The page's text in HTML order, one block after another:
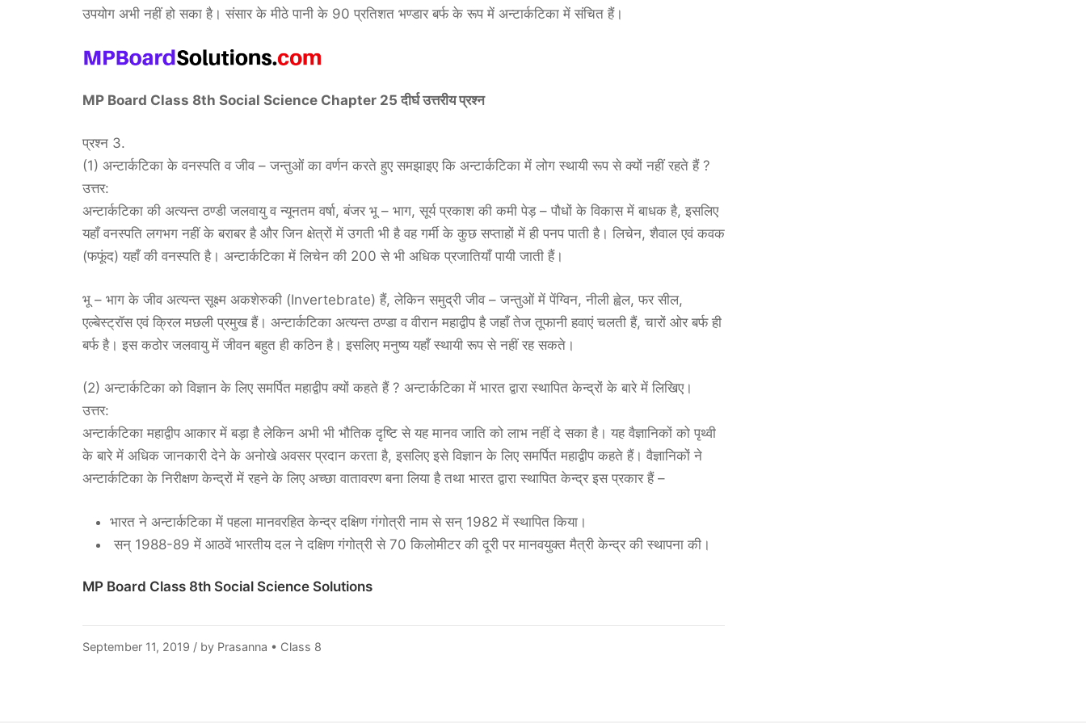
उपयोग अभी नहीं हो सका है। संसार के मीठे पानी के 90 प्रतिशत भण्डार बर्फ के रूप में अन्टार्कटिका में संचित हैं।
MP Board Class 8th Social Science Chapter 25 दीर्घ उत्तरीय प्रश्न
प्रश्न 3.
(1) अन्टार्कटिका के वनस्पति व जीव – जन्तुओं का वर्णन करते हुए समझाइए कि अन्टार्कटिका में लोग स्थायी रूप से क्यों नहीं रहते हैं ?
उत्तर:
अन्टार्कटिका की अत्यन्त ठण्डी जलवायु व न्यूनतम वर्षा, बंजर भू – भाग, सूर्य प्रकाश की कमी पेड़ – पौधों के विकास में बाधक है, इसलिए
यहाँ वनस्पति लगभग नहीं के बराबर है और जिन क्षेत्रों में उगती भी है वह गर्मी के कुछ सप्ताहों में ही पनप पाती है। लिचेन, शैवाल एवं कवक
(फफूंद) यहाँ की वनस्पति है। अन्टार्कटिका में लिचेन की 200 से भी अधिक प्रजातियाँ पायी जाती हैं।
भू – भाग के जीव अत्यन्त सूक्ष्म अकशेरुकी (Invertebrate) हैं, लेकिन समुद्री जीव – जन्तुओं में पेंग्विन, नीली ह्वेल, फर सील,
एल्बेस्ट्रॉस एवं क्रिल मछली प्रमुख हैं। अन्टार्कटिका अत्यन्त ठण्डा व वीरान महाद्वीप है जहाँ तेज तूफानी हवाएं चलती हैं, चारों ओर बर्फ ही
बर्फ है। इस कठोर जलवायु में जीवन बहुत ही कठिन है। इसलिए मनुष्य यहाँ स्थायी रूप से नहीं रह सकते।
(2) अन्टार्कटिका को विज्ञान के लिए समर्पित महाद्वीप क्यों कहते हैं ? अन्टार्कटिका में भारत द्वारा स्थापित केन्द्रों के बारे में लिखिए।
उत्तर:
अन्टार्कटिका महाद्वीप आकार में बड़ा है लेकिन अभी भी भौतिक दृष्टि से यह मानव जाति को लाभ नहीं दे सका है। यह वैज्ञानिकों को पृथ्वी
के बारे में अधिक जानकारी देने के अनोखे अवसर प्रदान करता है, इसलिए इसे विज्ञान के लिए समर्पित महाद्वीप कहते हैं। वैज्ञानिकों ने
अन्टार्कटिका के निरीक्षण केन्द्रों में रहने के लिए अच्छा वातावरण बना लिया है तथा भारत द्वारा स्थापित केन्द्र इस प्रकार हैं –
भारत ने अन्टार्कटिका में पहला मानवरहित केन्द्र दक्षिण गंगोत्री नाम से सन् 1982 में स्थापित किया।
सन् 1988-89 में आठवें भारतीय दल ने दक्षिण गंगोत्री से 70 किलोमीटर की दूरी पर मानवयुक्त मैत्री केन्द्र की स्थापना की।
MP Board Class 8th Social Science Solutions
September 11, 2019 April
/ by Prasanna • Class 8